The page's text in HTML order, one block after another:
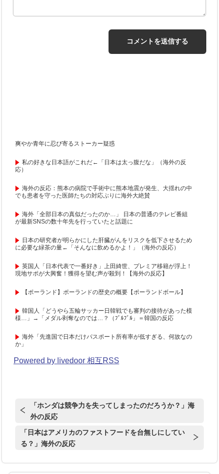
爽やか青年に忍び寄るストーカー疑惑
私の好きな日本語がこれだ←「日本は太っ腹だな」（海外の反
応）
海外の反応：熊本の病院で手術中に熊本地震が発生、大揺れの中
でも患者を守った医師たちの対応ぶりに海外大絶賛
海外「全部日本の真似だったのか…」 日本の普通のテレビ番組
が最新SNSの数十年先を行っていたと話題に
日本の研究者が明らかにした肝臓がんをリスクを低下させるため
に必要な緑茶の量←「そんなに飲めるかよ！」（海外の反応）
英国人「日本代表で一番好き」上田綺世、プレミア移籍が浮上！
現地サポが大興奮！獲得を望む声が殺到！【海外の反応】
【ポーランド】ポーランドの歴史の概要【ポーランドボール】
韓国人「どうやら五輪サッカー日韓戦でも審判の接待があった模
様…」→「メダル剥奪なのでは…？（ﾌﾞﾙﾌﾞﾙ」＝韓国の反応
海外「先進国で日本だけパスポート所有率が低すぎる、何故なの
か」
Powered by livedoor 相互RSS
「ホンダは競争力を失ってしまったのだろうか？」海
外の反応
「日本はアメリカのファストフードを台無しにしてい
る？」海外の反応